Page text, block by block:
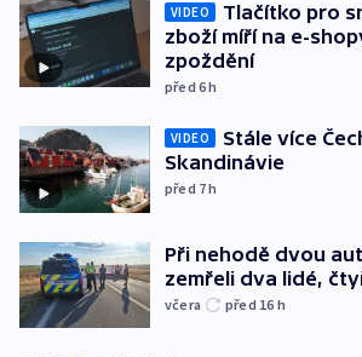
VIDEO
Tlačítko pro
zboží míří na e-
zpoždění
před 6h
VIDEO
Stále více
Skandinávie
před 7h
Při nehodě dvou
zemřeli dva lidé,
včera před 16 h